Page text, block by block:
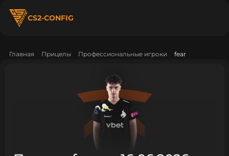
CS2-CONFIG
Главная Прицелы Профессиональные игроки fear